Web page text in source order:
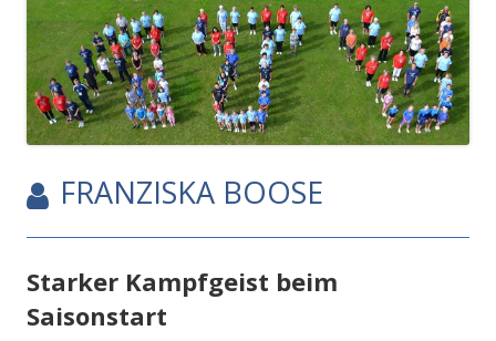
AUTOR:
FRANZISKA BOOSE
Starker Kampfgeist beim
Saisonstart